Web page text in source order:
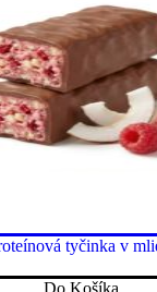
tyčinka v
Do Košíka